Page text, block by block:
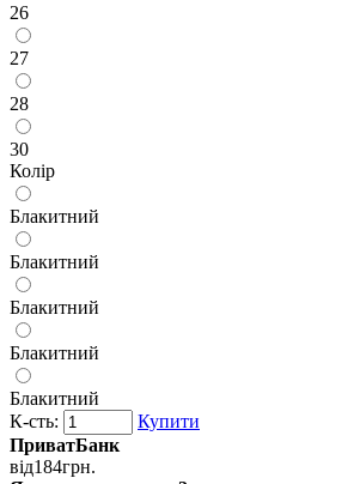
26
27
28
30
Колір
Блакитний
Блакитний
Блакитний
Блакитний
Блакитний
К-сть:
Купити
ПриватБанк
від184грн.